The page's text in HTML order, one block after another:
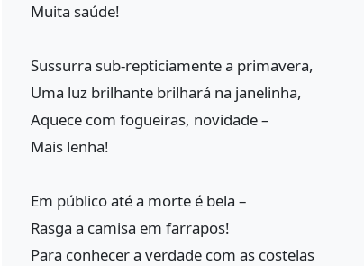
Muita saúde!
Sussurra sub-repticiamente a primavera,
Uma luz brilhante brilhará na janelinha,
Aquece com fogueiras, novidade –
Mais lenha!
Em público até a morte é bela –
Rasga a camisa em farrapos!
Para conhecer a verdade com as costelas